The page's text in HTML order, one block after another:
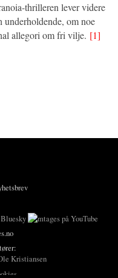
thrilleren lever videre
underholdende, om noe
allegori om fri vilje. [1]
Kristiansen